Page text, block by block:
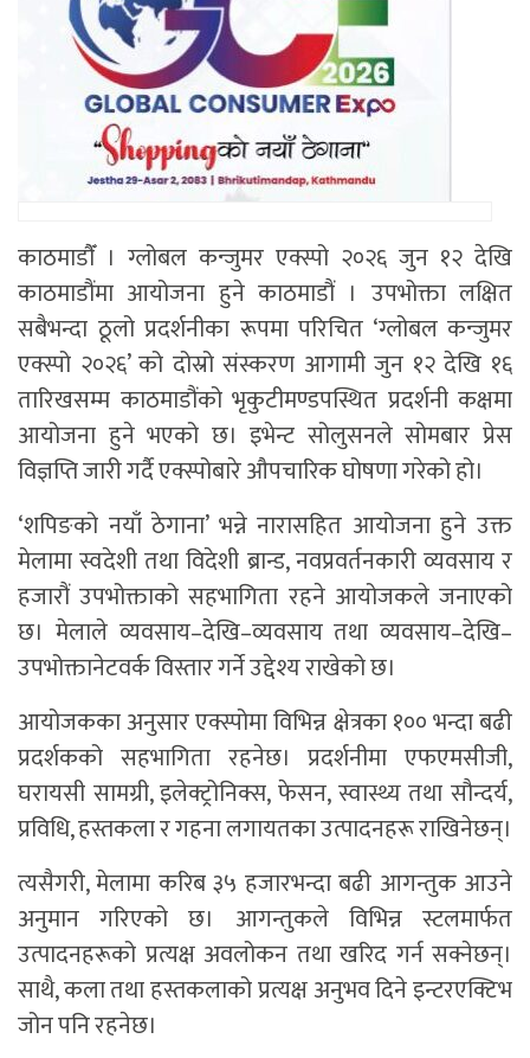
काठमाडाैँ । ग्लोबल कन्जुमर एक्स्पो २०२६ जुन १२ देखि
काठमाडौंमा आयोजना हुने काठमाडौं । उपभोक्ता लक्षित
सबैभन्दा ठूलो प्रदर्शनीका रूपमा परिचित ‘ग्लोबल कन्जुमर
एक्स्पो २०२६’ को दोस्रो संस्करण आगामी जुन १२ देखि १६
तारिखसम्म काठमाडौंको भृकुटीमण्डपस्थित प्रदर्शनी कक्षमा
आयोजना हुने भएको छ। इभेन्ट सोलुसनले सोमबार प्रेस
विज्ञप्ति जारी गर्दै एक्स्पोबारे औपचारिक घोषणा गरेको हो।
‘शपिङको नयाँ ठेगाना’ भन्ने नारासहित आयोजना हुने उक्त
मेलामा स्वदेशी तथा विदेशी ब्रान्ड, नवप्रवर्तनकारी व्यवसाय र
हजारौं उपभोक्ताको सहभागिता रहने आयोजकले जनाएको
छ। मेलाले व्यवसाय–देखि–व्यवसाय तथा व्यवसाय–देखि–
उपभोक्तानेटवर्क विस्तार गर्ने उद्देश्य राखेको छ।
आयोजकका अनुसार एक्स्पोमा विभिन्न क्षेत्रका १०० भन्दा बढी
प्रदर्शकको सहभागिता रहनेछ। प्रदर्शनीमा एफएमसीजी,
घरायसी सामग्री, इलेक्ट्रोनिक्स, फेसन, स्वास्थ्य तथा सौन्दर्य,
प्रविधि, हस्तकला र गहना लगायतका उत्पादनहरू राखिनेछन्।
त्यसैगरी, मेलामा करिब ३५ हजारभन्दा बढी आगन्तुक आउने
अनुमान गरिएको छ। आगन्तुकले विभिन्न स्टलमार्फत
उत्पादनहरूको प्रत्यक्ष अवलोकन तथा खरिद गर्न सक्नेछन्।
साथै, कला तथा हस्तकलाको प्रत्यक्ष अनुभव दिने इन्टरएक्टिभ
जोन पनि रहनेछ।